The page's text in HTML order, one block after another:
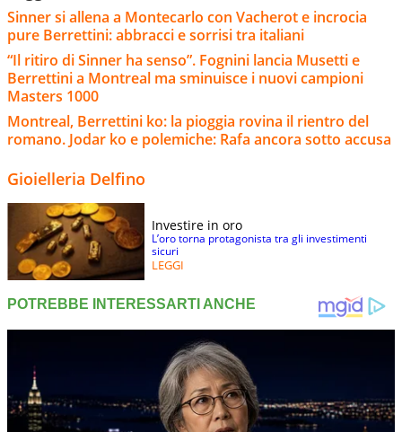
Sinner si allena a Montecarlo con Vacherot e incrocia
pure Berrettini: abbracci e sorrisi tra italiani
“Il ritiro di Sinner ha senso”. Fognini lancia Musetti e
Berrettini a Montreal ma sminuisce i nuovi campioni
Masters 1000
Montreal, Berrettini ko: la pioggia rovina il rientro del
romano. Jodar ko e polemiche: Rafa ancora sotto accusa
Gioielleria Delfino
Investire in oro
L’oro torna protagonista tra gli investimenti
sicuri
LEGGI